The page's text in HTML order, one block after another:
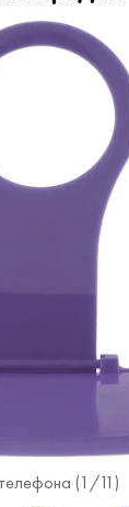
(1 /11)